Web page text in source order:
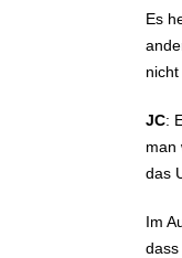
Es
JC:
man
das
Im